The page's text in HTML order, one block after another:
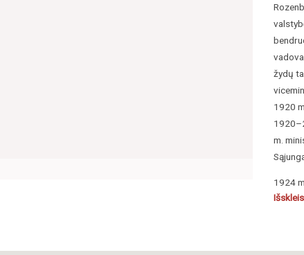
žydų
1920
m.
1924
34 m.